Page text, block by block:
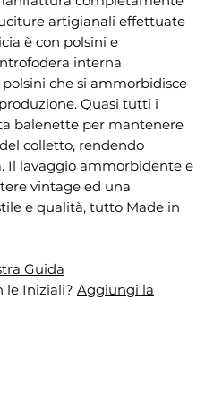
artigianali effettuate
è con polsini e
interna
che si ammorbidisce
Quasi tutti i
balenette per mantenere
colletto, rendendo
Il lavaggio ammorbidente e
vintage ed una
e qualità, tutto Made in
Guida
le Iniziali? Aggiungi la